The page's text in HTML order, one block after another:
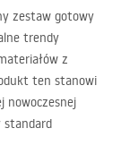
zestaw gotowy
trendy
z
ten stanowi
nowoczesnej
standard